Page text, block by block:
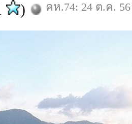
) คห.74: 24 ต.ค. 56